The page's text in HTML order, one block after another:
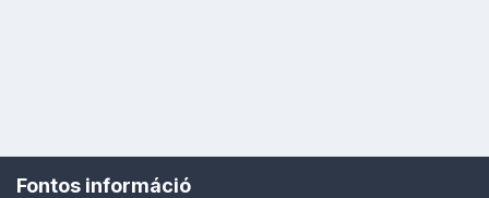
Fontos információ